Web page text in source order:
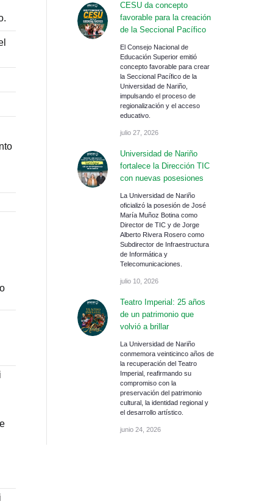
CESU da concepto
favorable para la creación
de la Seccional Pacífico
El Consejo Nacional de
Educación Superior emitió
concepto favorable para crear
la Seccional Pacífico de la
Universidad de Nariño,
impulsando el proceso de
regionalización y el acceso
educativo.
julio 27, 2026
Universidad de Nariño
fortalece la Dirección TIC
con nuevas posesiones
La Universidad de Nariño
oficializó la posesión de José
María Muñoz Botina como
Director de TIC y de Jorge
Alberto Rivera Rosero como
Subdirector de Infraestructura
de Informática y
Telecomunicaciones.
julio 10, 2026
Teatro Imperial: 25 años
de un patrimonio que
volvió a brillar
La Universidad de Nariño
conmemora veinticinco años de
la recuperación del Teatro
Imperial, reafirmando su
compromiso con la
preservación del patrimonio
cultural, la identidad regional y
el desarrollo artístico.
junio 24, 2026